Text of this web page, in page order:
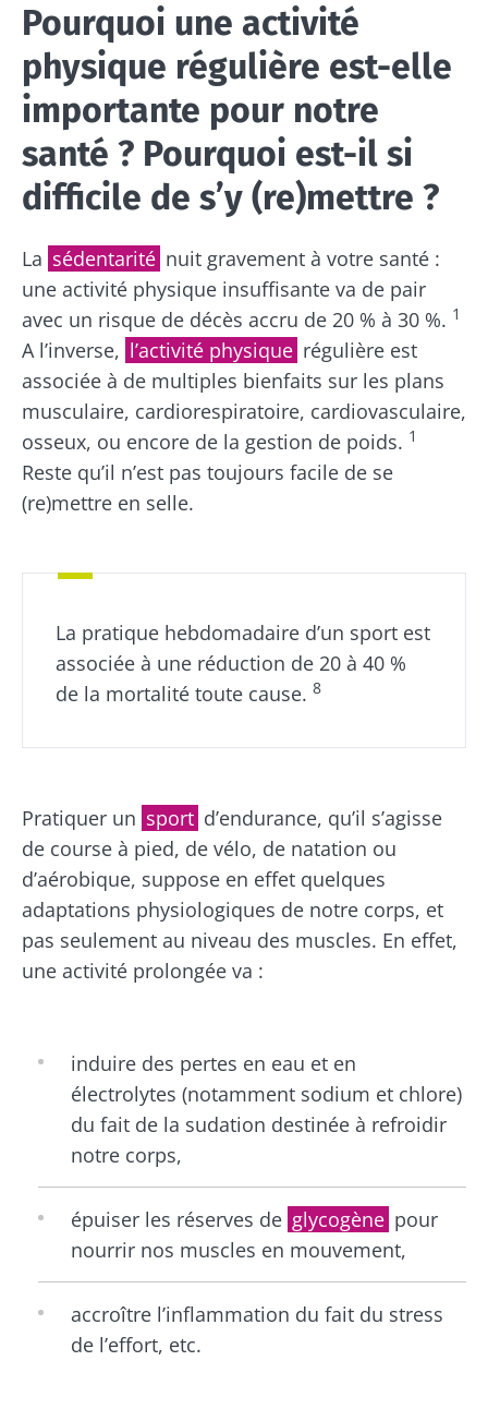
Pourquoi une activité
physique régulière est-elle
importante pour notre
santé ? Pourquoi est-il si
difficile de s’y (re)mettre ?
La sédentarité nuit gravement à votre santé :
une activité physique insuffisante va de pair
avec un risque de décès accru de 20 % à 30 %. 1
A l’inverse, l’activité physique régulière est
associée à de multiples bienfaits sur les plans
musculaire, cardiorespiratoire, cardiovasculaire,
osseux, ou encore de la gestion de poids. 1
Reste qu’il n’est pas toujours facile de se
(re)mettre en selle.
La pratique hebdomadaire d’un sport est
associée à une réduction de 20 à 40 %
de la mortalité toute cause. 8
Pratiquer un sport d’endurance, qu’il s’agisse
de course à pied, de vélo, de natation ou
d’aérobique, suppose en effet quelques
adaptations physiologiques de notre corps, et
pas seulement au niveau des muscles. En effet,
une activité prolongée va :
induire des pertes en eau et en
électrolytes (notamment sodium et chlore)
du fait de la sudation destinée à refroidir
notre corps,
épuiser les réserves de glycogène pour
nourrir nos muscles en mouvement,
accroître l’inflammation du fait du stress
de l’effort, etc.